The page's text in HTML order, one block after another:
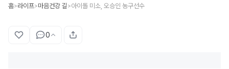
홈>라이프>마음건강 길 >아이돌 미소, 오승인 농구선수
0